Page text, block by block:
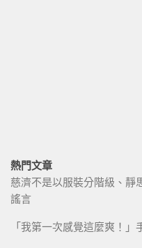
熱門文章
慈濟不是以服裝分階級、靜
謠言
「我第一次感覺這麼爽！